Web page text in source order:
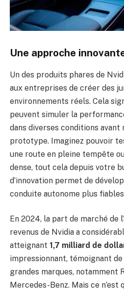
Une approche
Un des produits phares de
aux entreprises de créer des
environnements réels. Cela
peuvent simuler la
dans diverses conditions
prototype. Imaginez pouvoir
une route en pleine tempête
dense, tout cela depuis votre
d’innovation permet de
conduite autonome plus
En 2024, la part de marché de
revenus de Nvidia a
atteignant 1,7 milliard de
impressionnant, témoignant
grandes marques, notamment
Mercedes-Benz. Mais ce n’est